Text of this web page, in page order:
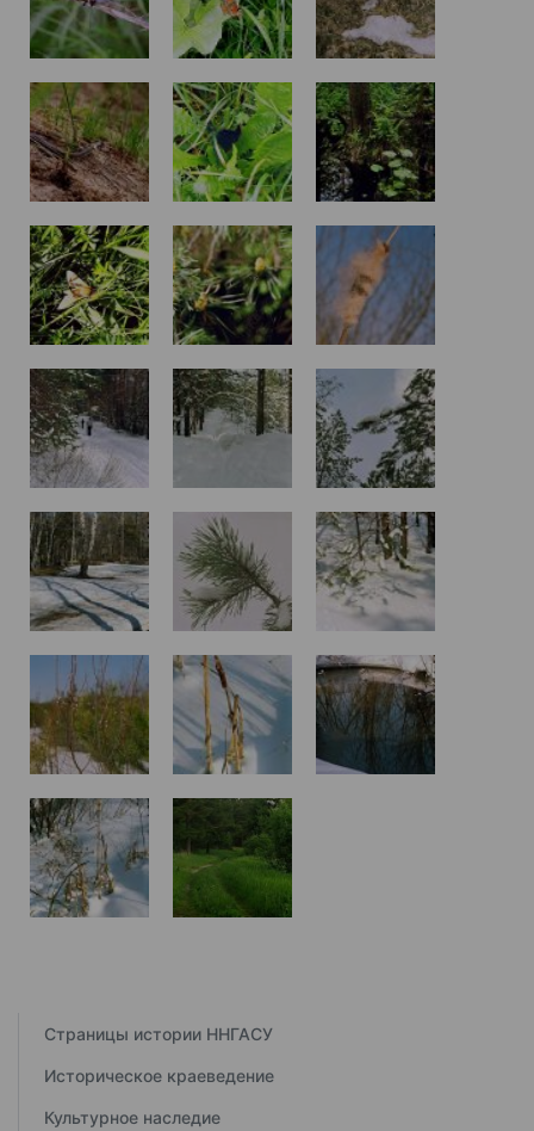
Страницы истории ННГАСУ
Историческое краеведение
Культурное наследие